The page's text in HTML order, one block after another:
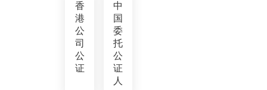
香
港
公
司
公
证
中
国
委
托
公
证
人